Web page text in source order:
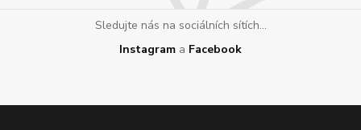
Sledujte nás na sociálních sítích...
Instagram a Facebook